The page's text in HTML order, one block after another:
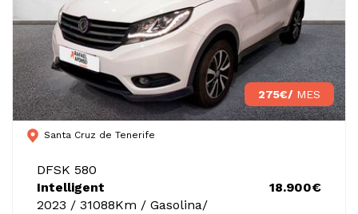
275€/ MES
Santa Cruz de Tenerife
DFSK 580
Intelligent
2023 / 31088Km / Gasolina/
18.900€